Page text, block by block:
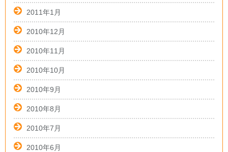
2011年1月
2010年12月
2010年11月
2010年10月
2010年9月
2010年8月
2010年7月
2010年6月